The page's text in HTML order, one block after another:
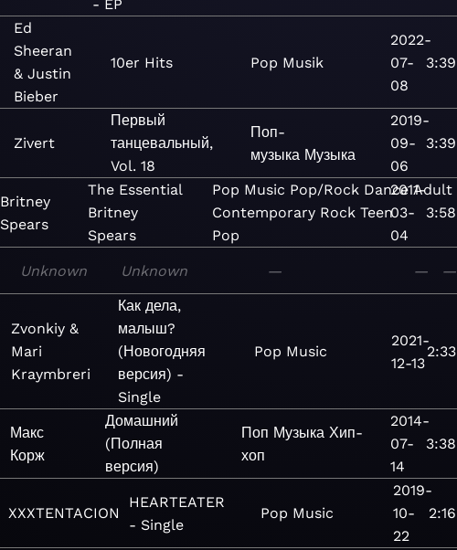
- EP
Ed
Sheeran
& Justin
Bieber
10er Hits Pop Musik
2022-
07-
08
3:39
Zivert
Первый
танцевальный,
Vol. 18
Поп-
музыка Музыка
2019-
09-
06
3:39
Britney
Spears
The Essential
Britney
Spears
Pop Music Pop/Rock Dance Adult
Contemporary Rock Teen
Pop
2011-
03-
04
3:58
Unknown Unknown — — —
Zvonkiy &
Mari
Kraymbreri
Как дела,
малыш?
(Новогодняя
версия) -
Single
Pop Music
2021-
12-13
2:33
Макс
Корж
Домашний
(Полная
версия)
Поп Музыка Хип-
хоп
2014-
07-
14
3:38
XXXTENTACION
HEARTEATER
- Single
Pop Music
2019-
10-
22
2:16